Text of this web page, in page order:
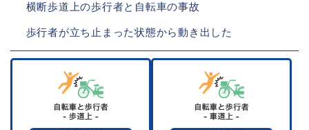
横断歩道上の歩行者と自転車の事故
歩行者が立ち止まった状態から動き出した